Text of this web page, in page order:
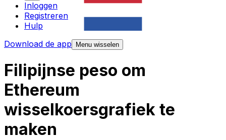
Inloggen
Registreren
Hulp
Download de app
Menu wisselen
Filipijnse peso om
Ethereum
wisselkoersgrafiek te
maken